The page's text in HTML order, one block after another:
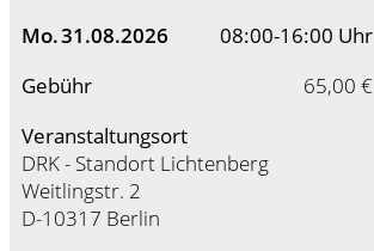
Mo.31.08.2026
08:00-16:00 Uhr
Gebühr
65,00 €
Veranstaltungsort
DRK - Standort Lichtenberg
Weitlingstr. 2
D-10317 Berlin